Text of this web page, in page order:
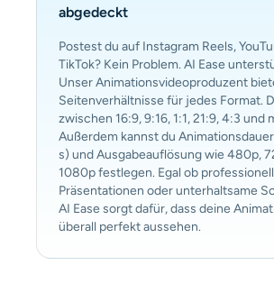
abgedeckt
Postest du auf Instagram Reels,
TikTok? Kein Problem. AI Ease
Unser Animationsvideoproduzent
Seitenverhältnisse für jedes Format.
zwischen 16:9, 9:16, 1:1, 21:9, 4:3 und
Außerdem kannst du
s) und Ausgabeauflösung wie 480p,
1080p festlegen. Egal ob
Präsentationen oder unterhaltsame
AI Ease sorgt dafür, dass deine
überall perfekt aussehen.